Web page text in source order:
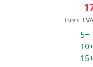
Hors
5+